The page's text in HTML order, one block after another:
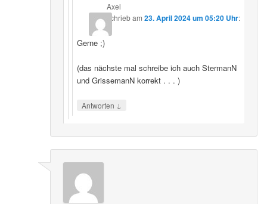
Axel
schriebam 23. April 2024 um 05:20 Uhr:
Gerne ;)
(das nächste mal schreibe ich auch StermanN
und GrissemanN korrekt . . . )
Antworten ↓